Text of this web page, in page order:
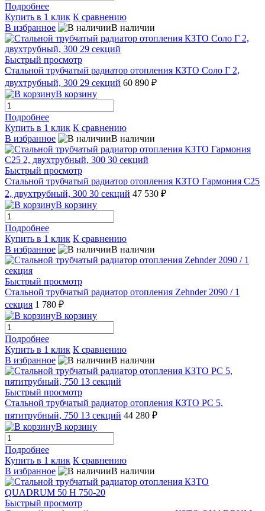
Подробнее
Купить в 1 клик К сравнению
В избранное
В наличии
Быстрый просмотр
Стальной трубчатый радиатор отопления КЗТО Соло Г 2,
двухтрубный, 300 29 секций 60 890 ₽
В корзину
Подробнее
Купить в 1 клик К сравнению
В избранное
В наличии
Быстрый просмотр
Стальной трубчатый радиатор отопления КЗТО Гармония С25
2, двухтрубный, 300 30 секций 47 530 ₽
В корзину
Подробнее
Купить в 1 клик К сравнению
В избранное
В наличии
Быстрый просмотр
Стальной трубчатый радиатор отопления Zehnder 2090 / 1
секция 1 780 ₽
В корзину
Подробнее
Купить в 1 клик К сравнению
В избранное
В наличии
Быстрый просмотр
Стальной трубчатый радиатор отопления КЗТО РС 5,
пятитрубный, 750 13 секций 44 280 ₽
В корзину
Подробнее
Купить в 1 клик К сравнению
В избранное
В наличии
Быстрый просмотр